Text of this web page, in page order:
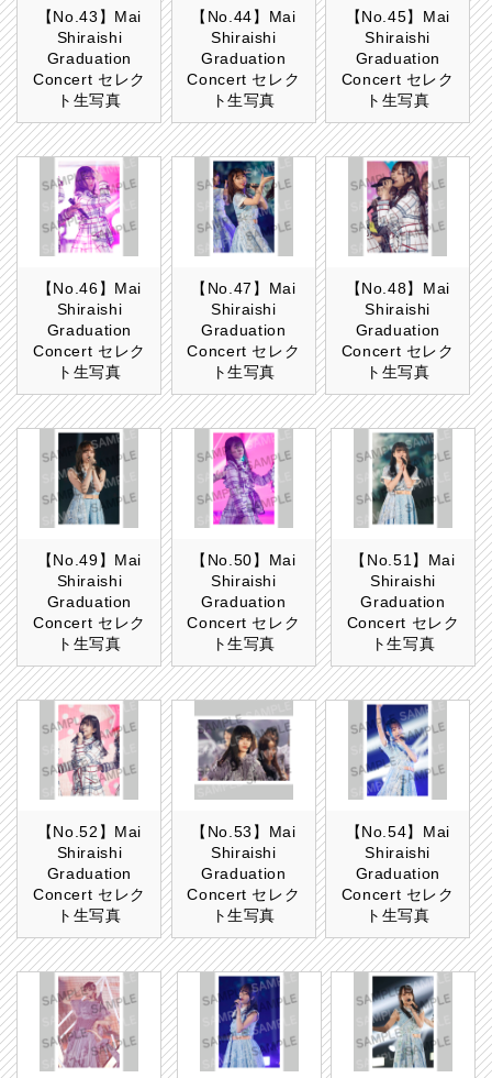
【No.43】Mai
Shiraishi
Graduation
Concert セレク
ト生写真
【No.44】Mai
Shiraishi
Graduation
Concert セレク
ト生写真
【No.45】Mai
Shiraishi
Graduation
Concert セレク
ト生写真
【No.46】Mai
Shiraishi
Graduation
Concert セレク
ト生写真
【No.47】Mai
Shiraishi
Graduation
Concert セレク
ト生写真
【No.48】Mai
Shiraishi
Graduation
Concert セレク
ト生写真
【No.49】Mai
Shiraishi
Graduation
Concert セレク
ト生写真
【No.50】Mai
Shiraishi
Graduation
Concert セレク
ト生写真
【No.51】Mai
Shiraishi
Graduation
Concert セレク
ト生写真
【No.52】Mai
Shiraishi
Graduation
Concert セレク
ト生写真
【No.53】Mai
Shiraishi
Graduation
Concert セレク
ト生写真
【No.54】Mai
Shiraishi
Graduation
Concert セレク
ト生写真